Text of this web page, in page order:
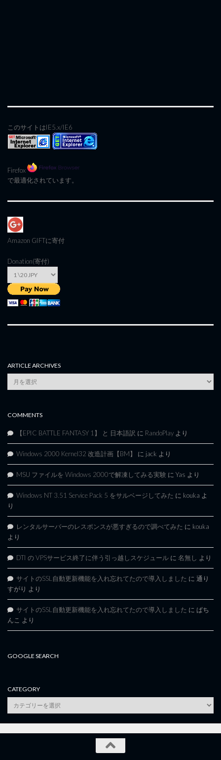
このサイトはIE5.x/IE6
Firefox
で最適化されています。
Amazon GIFTに寄付
Donation(寄付)
ARTICLE ARCHIVES
Article
Archives
COMMENTS
【EPIC BATTLE FANTASY 1】 と 日本語訳 に RandoPlay より
Windows 2000 Kernel32 改造計画【BM】 に jack より
MSU ファイルを Windows 2000で解凍してみる実験 に Yas より
Windows NT 3.51 Service Pack 5 をサルベージしてみた に kouka よ
り
レンタルサーバーのレスポンスが悪すぎるので調べてみた に kouka
より
DTI の VPSサービス終了に伴う引っ越しスケジュール に 名無し より
サイトのSSL自動更新機能を入れ忘れてたので導入しました に 通り
すがり より
サイトのSSL自動更新機能を入れ忘れてたので導入しました に ぱち
んこ より
GOOGLE SEARCH
CATEGORY
category